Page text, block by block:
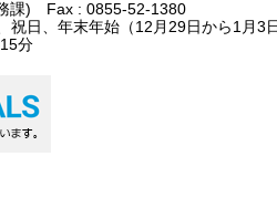
課) Fax : 0855-52-1380
祝日、年末年始（12月29日から1月3
分